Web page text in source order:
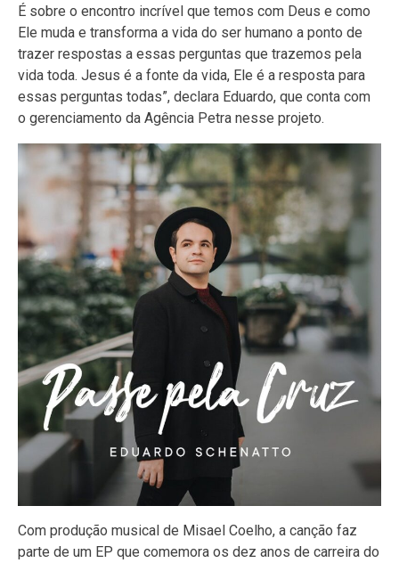
É sobre o encontro incrível que temos com Deus e como
Ele muda e transforma a vida do ser humano a ponto de
trazer respostas a essas perguntas que trazemos pela
vida toda. Jesus é a fonte da vida, Ele é a resposta para
essas perguntas todas”, declara Eduardo, que conta com
o gerenciamento da Agência Petra nesse projeto.
Com produção musical de Misael Coelho, a canção faz
parte de um EP que comemora os dez anos de carreira do